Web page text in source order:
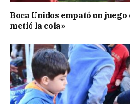
Boca Unidos empató un juego
metió la cola»